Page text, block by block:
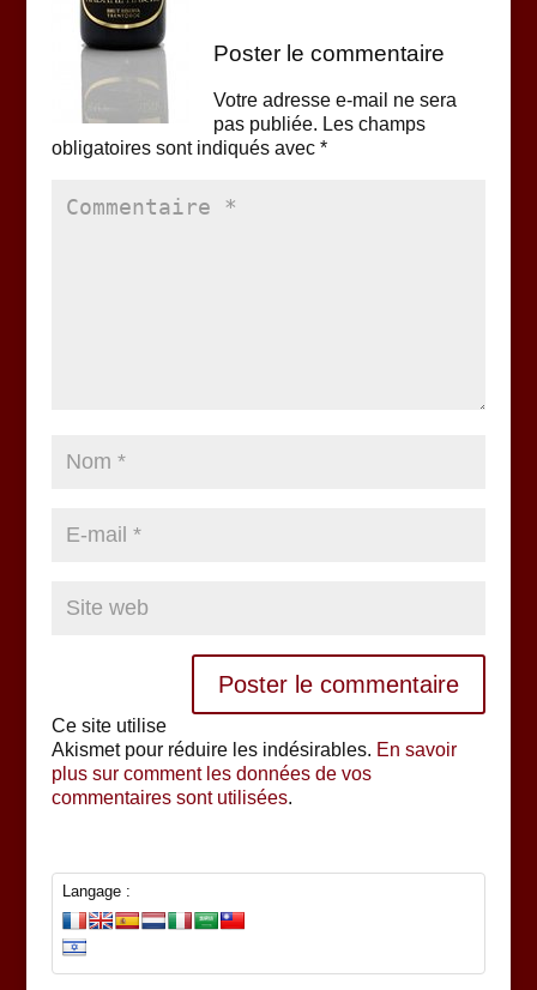
Poster le commentaire
Votre adresse e-mail ne sera
pas publiée. Les champs
obligatoires sont indiqués avec *
Ce site utilise
Akismet pour réduire les indésirables. En savoir
plus sur comment les données de vos
commentaires sont utilisées.
Langage :